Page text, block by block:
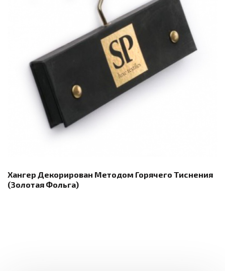
Хангер Декорирован Методом Горячего Тиснения
(золотая Фольга)